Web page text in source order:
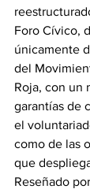
Foro Cívico,
únicamente
del
Roja, con un
garantías de
el
como de las
que
Reseñado por